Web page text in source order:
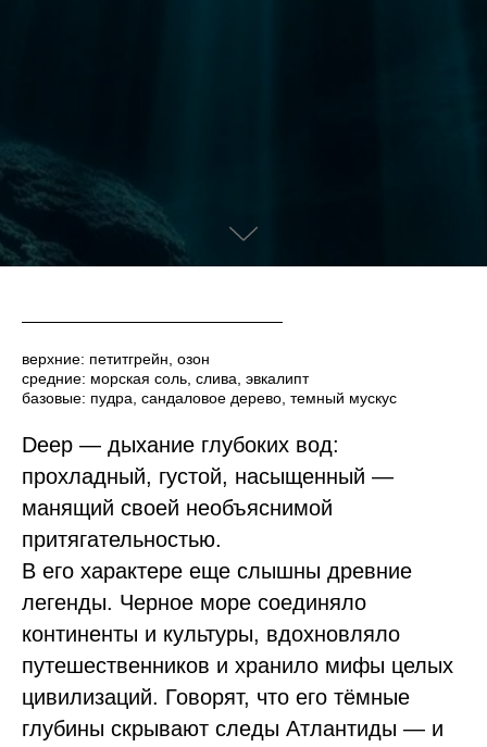
верхние: петитгрейн, озон
средние: морская соль, слива, эвкалипт
базовые: пудра, сандаловое дерево, темный мускус
Deep — дыхание глубоких вод:
прохладный, густой, насыщенный —
манящий своей необъяснимой
притягательностью.
В его характере еще слышны древние
легенды. Черное море соединяло
континенты и культуры, вдохновляло
путешественников и хранило мифы целых
цивилизаций. Говорят, что его тёмные
глубины скрывают следы Атлантиды — и